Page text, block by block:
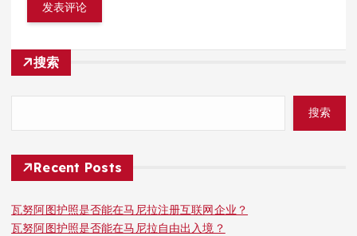
搜索
搜索
Recent Posts
瓦努阿图护照是否能在马尼拉注册互联网企业？
瓦努阿图护照是否能在马尼拉自由出入境？